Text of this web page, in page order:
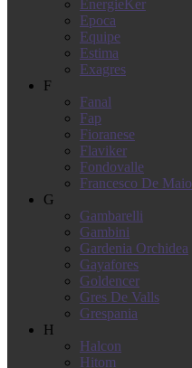
EnergieKer
Epoca
Equipe
Estima
Exagres
F
Fanal
Fap
Fioranese
Flaviker
Fondovalle
Francesco De Maio
G
Gambarelli
Gambini
Gardenia Orchidea
Gayafores
Goldencer
Gres De Valls
Grespania
H
Halcon
Hitom